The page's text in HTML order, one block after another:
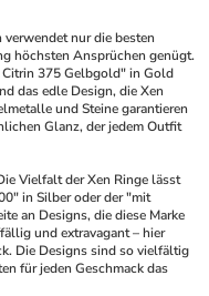
verwendet nur die besten
höchsten Ansprüchen genügt.
375 Gelbgold" in Gold
das edle Design, die Xen
und Steine garantieren
Glanz, der jedem Outfit
Vielfalt der Xen Ringe lässt
in Silber oder der "mit
an Designs, die diese Marke
und extravagant – hier
Die Designs sind so vielfältig
für jeden Geschmack das